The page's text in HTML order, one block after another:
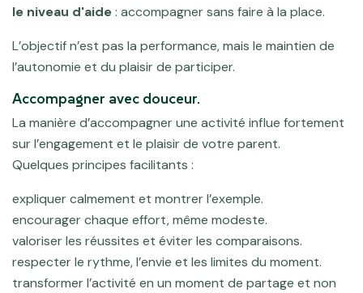
le niveau d'aide: accompagner sans faire à la place.
L’objectif n’est pas la performance, mais le maintien de
l’autonomie et du plaisir de participer.
Accompagner avec douceur.
La manière d’accompagner une activité influe fortement
sur l’engagement et le plaisir de votre parent.
Quelques principes facilitants :
expliquer calmement et montrer l’exemple.
encourager chaque effort, même modeste.
valoriser les réussites et éviter les comparaisons.
respecter le rythme, l’envie et les limites du moment.
transformer l’activité en un moment de partage et non